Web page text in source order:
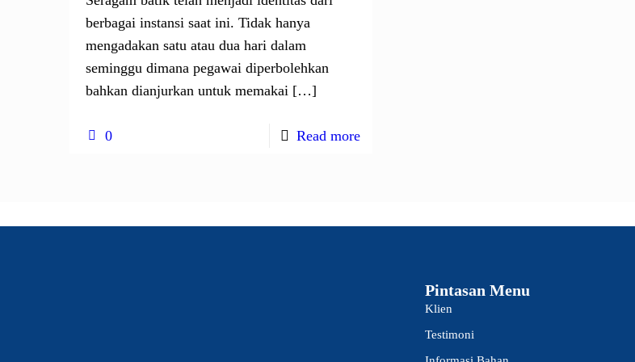
berbagai instansi saat ini. Tidak hanya
mengadakan satu atau dua hari dalam
seminggu dimana pegawai diperbolehkan
bahkan dianjurkan untuk memakai […]
0 Read more
Pintasan Menu
Klien
Testimoni